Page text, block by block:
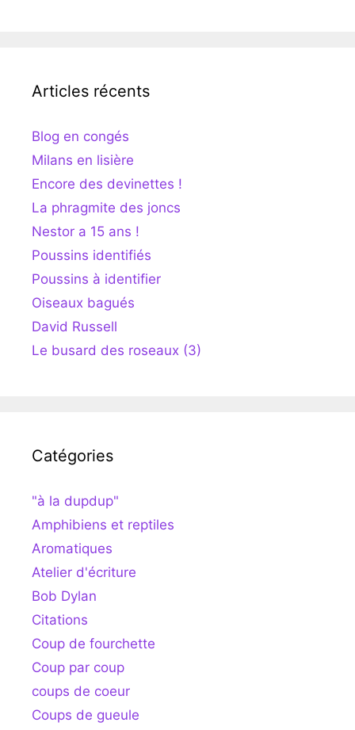
Articles récents
Blog en congés
Milans en lisière
Encore des devinettes !
La phragmite des joncs
Nestor a 15 ans !
Poussins identifiés
Poussins à identifier
Oiseaux bagués
David Russell
Le busard des roseaux (3)
Catégories
"à la dupdup"
Amphibiens et reptiles
Aromatiques
Atelier d'écriture
Bob Dylan
Citations
Coup de fourchette
Coup par coup
coups de coeur
Coups de gueule